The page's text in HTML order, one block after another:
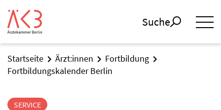
Suche
Startseite Ärzt:innen
Fortbildung
Fortbildungskalender Berlin
SERVICE